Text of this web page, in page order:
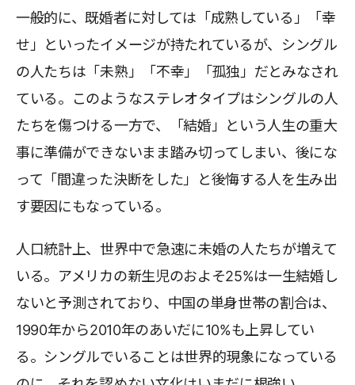
一般的に、既婚者に対しては「成熟している」「幸
せ」といったイメージが持たれているが、シングル
の人たちは「未熟」「不幸」「孤独」だとみなされ
ている。このようなステレオタイプはシングルの人
たちを傷つける一方で、「結婚」という人生の重大
事に準備ができないまま踏み切ってしまい、後にな
って「間違った決断をした」と後悔する人を生み出
す要因にもなっている。
人口統計上、世界中で急速に未婚の人たちが増えて
いる。アメリカの新生児のおよそ25%は一生結婚し
ないと予測されており、中国の単身世帯の割合は、
1990年から2010年のあいだに10%も上昇してい
る。シングルでいることは世界的現象になっている